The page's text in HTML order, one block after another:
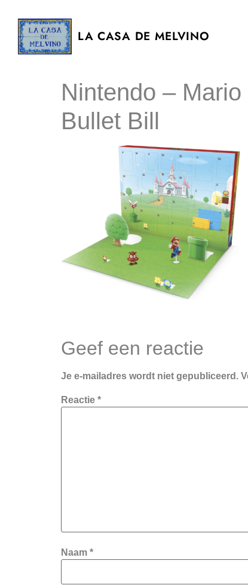
LA CASA DE MELVINO
Nintendo –
Bullet Bill
Geef een reactie
Je e-mailadres wordt niet gepubliceerd.
Reactie *
Naam *